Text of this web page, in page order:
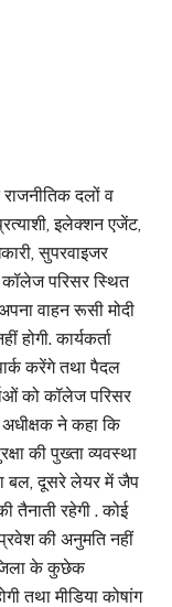
राजनीतिक दलों व
इलेक्शन एजेंट,
सुपरवाइजर
कॉलेज परिसर स्थित
वाहन रूसी मोदी
कार्यकर्ता
करेंगे तथा पैदल
को कॉलेज परिसर
ने कहा कि
की पुख्ता व्यवस्था
बल, दूसरे लेयर में जैप
तैनाती रहेगी . कोई
की अनुमति नहीं
जिला के कुछेक
तथा मीडिया कोषांग